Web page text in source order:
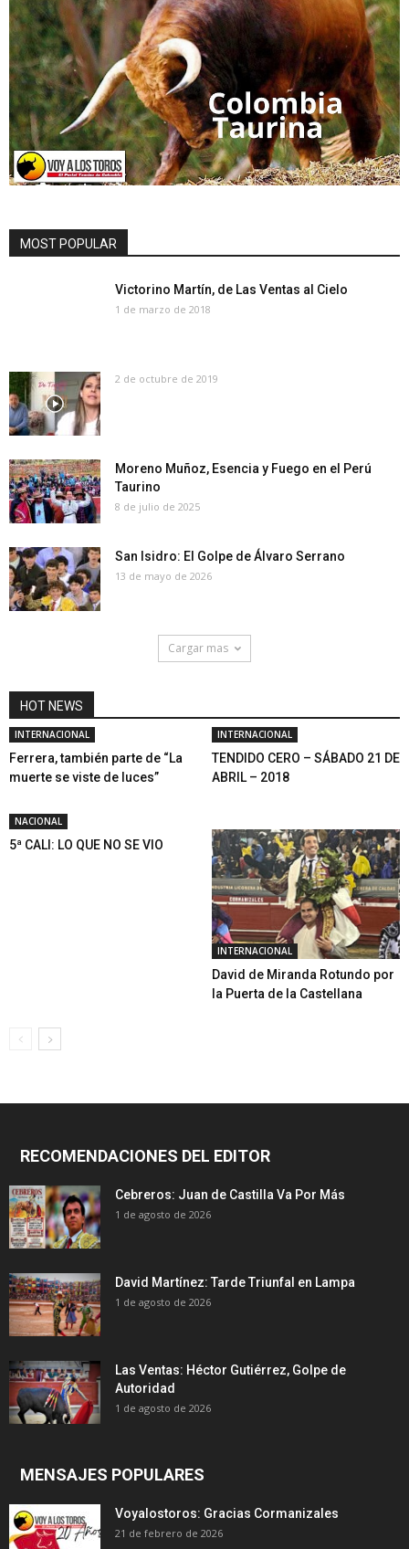
MOST POPULAR
Victorino Martín, de Las Ventas al Cielo
1 de marzo de 2018
2 de octubre de 2019
Moreno Muñoz, Esencia y Fuego en el Perú
Taurino
8 de julio de 2025
San Isidro: El Golpe de Álvaro Serrano
13 de mayo de 2026
Cargar mas
HOT NEWS
INTERNACIONAL
Ferrera, también parte de “La
muerte se viste de luces”
INTERNACIONAL
TENDIDO CERO – SÁBADO 21 DE
ABRIL – 2018
NACIONAL
5ª CALI: LO QUE NO SE VIO
INTERNACIONAL
David de Miranda Rotundo por
la Puerta de la Castellana
RECOMENDACIONES DEL EDITOR
Cebreros: Juan de Castilla Va Por Más
1 de agosto de 2026
David Martínez: Tarde Triunfal en Lampa
1 de agosto de 2026
Las Ventas: Héctor Gutiérrez, Golpe de
Autoridad
1 de agosto de 2026
MENSAJES POPULARES
Voyalostoros: Gracias Cormanizales
21 de febrero de 2026